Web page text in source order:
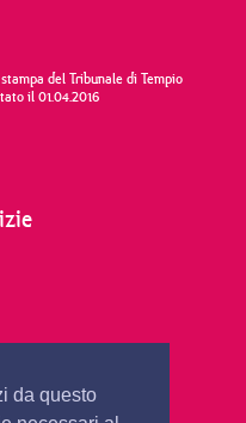
da questo
del Tribunale di Tempio
il 01.04.2016